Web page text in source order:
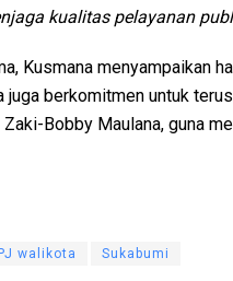
kualitas pelayanan
Kusmana menyampaikan
juga berkomitmen untuk
Bobby Maulana, guna
walikota Sukabumi